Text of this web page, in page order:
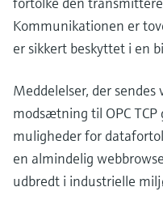
Kommunikationen er
er sikkert beskyttet i en
Meddelelser, der sendes
modsætning til OPC
muligheder for
en almindelig
udbredt i industrielle